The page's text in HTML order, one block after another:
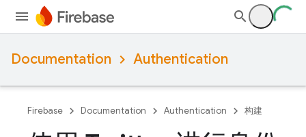
Documentation Authentication
Firebase Documentation Authentication 构建